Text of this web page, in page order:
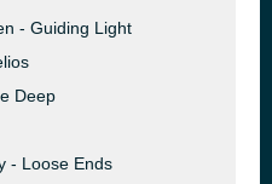
- Guiding Light
Deep
- Loose Ends